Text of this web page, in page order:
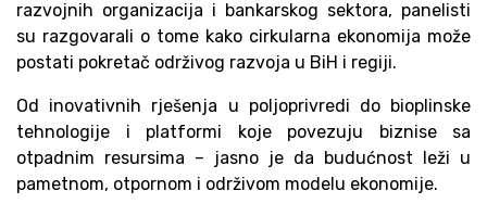
razvojnih organizacija i bankarskog sektora, panelisti
su razgovarali o tome kako cirkularna ekonomija može
postati pokretač održivog razvoja u BiH i regiji.
Od inovativnih rješenja u poljoprivredi do bioplinske
tehnologije i platformi koje povezuju biznise sa
otpadnim resursima – jasno je da budućnost leži u
pametnom, otpornom i održivom modelu ekonomije.